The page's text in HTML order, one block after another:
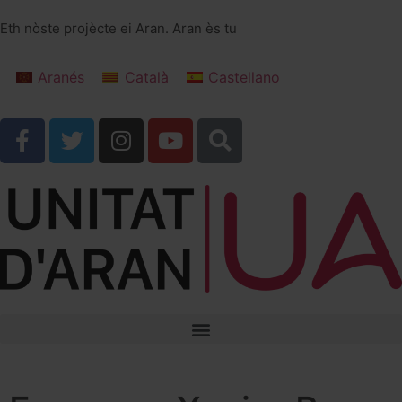
Eth nòste projècte ei Aran. Aran ès tu
Aranés Català Castellano